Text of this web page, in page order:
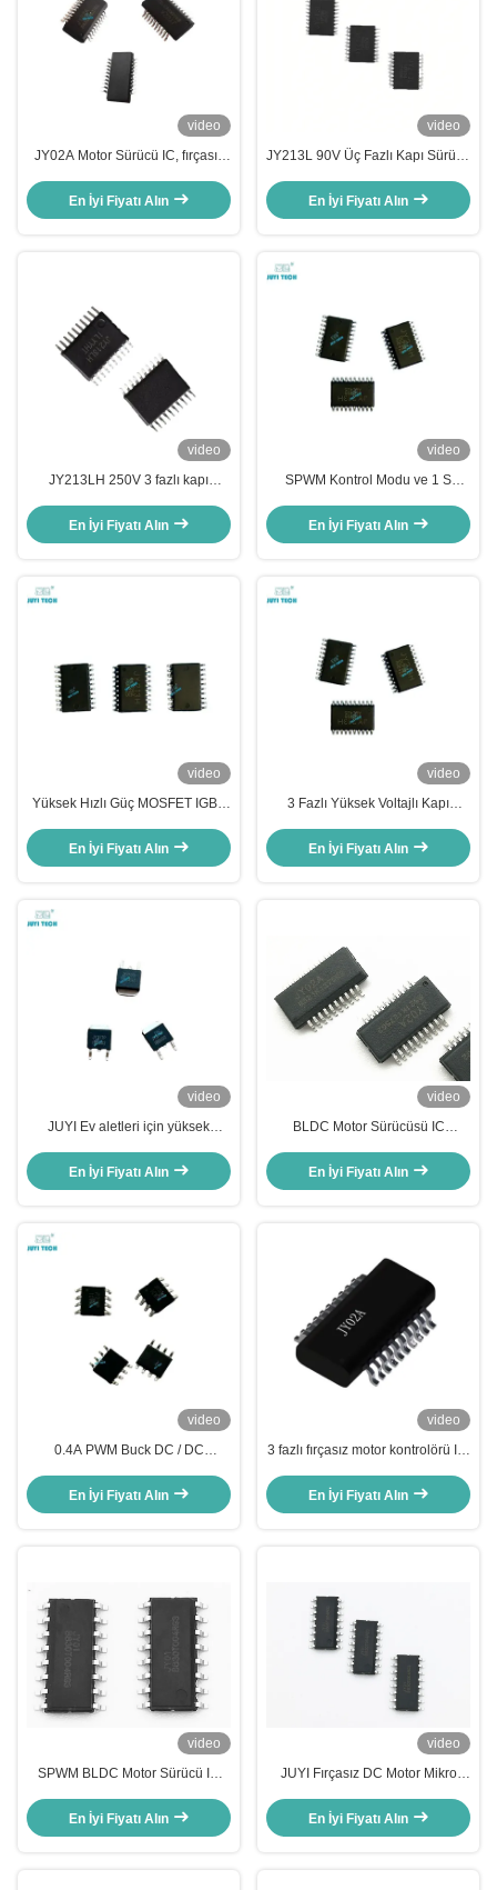
video
JY02A Motor Sürücü IC, fırçasız
çalıştırmak için entegre devre ile
En İyi Fiyatı Alın
video
JY213L 90V Üç Fazlı Kapı Sürücü
Kontrolü için Yüksek Hızlı
MOSFET & IGBT Sürücüsü ve
En İyi Fiyatı Alın
video
JY213LH 250V 3 fazlı kapı
MOSFET/IGBT sürücüsü ±1A,
En İyi Fiyatı Alın
video
SPWM Kontrol Modu ve 1 S
Shoot-through Korumalı BLDC
En İyi Fiyatı Alın
video
Yüksek Hızlı Güç MOSFET IGBT
Kapı Sürücüsü
En İyi Fiyatı Alın
video
3 Fazlı Yüksek Voltajlı Kapı
Mantığı Uyumlu İnşaa edilmiş Ölü
En İyi Fiyatı Alın
video
JUYI Ev aletleri için yüksek
ayarlanabilir voltaj düzenleyicisi
En İyi Fiyatı Alın
video
BLDC Motor Sürücüsü IC
Fonksiyonuyla Engelleme
Koruması
En İyi Fiyatı Alın
video
0.4A PWM Buck DC / DC
Voltajı Yüksek Verimlilik
En İyi Fiyatı Alın
video
3 fazlı fırçasız motor kontrolörü IC,
Sensörsüz motor için
En İyi Fiyatı Alın
video
SPWM BLDC Motor Sürücü IC
Verimlilik İçin
En İyi Fiyatı Alın
video
JUYI Fırçasız DC Motor Mikro
Hız Kontrolü IC JY02A
En İyi Fiyatı Alın